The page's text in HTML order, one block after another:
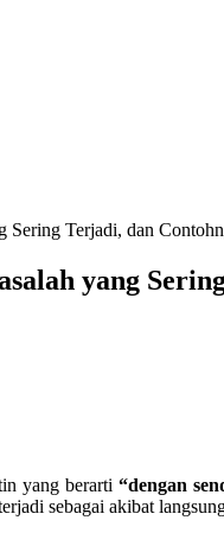
Sering Terjadi, dan
yang
yang berarti“dengan
sebagai akibat